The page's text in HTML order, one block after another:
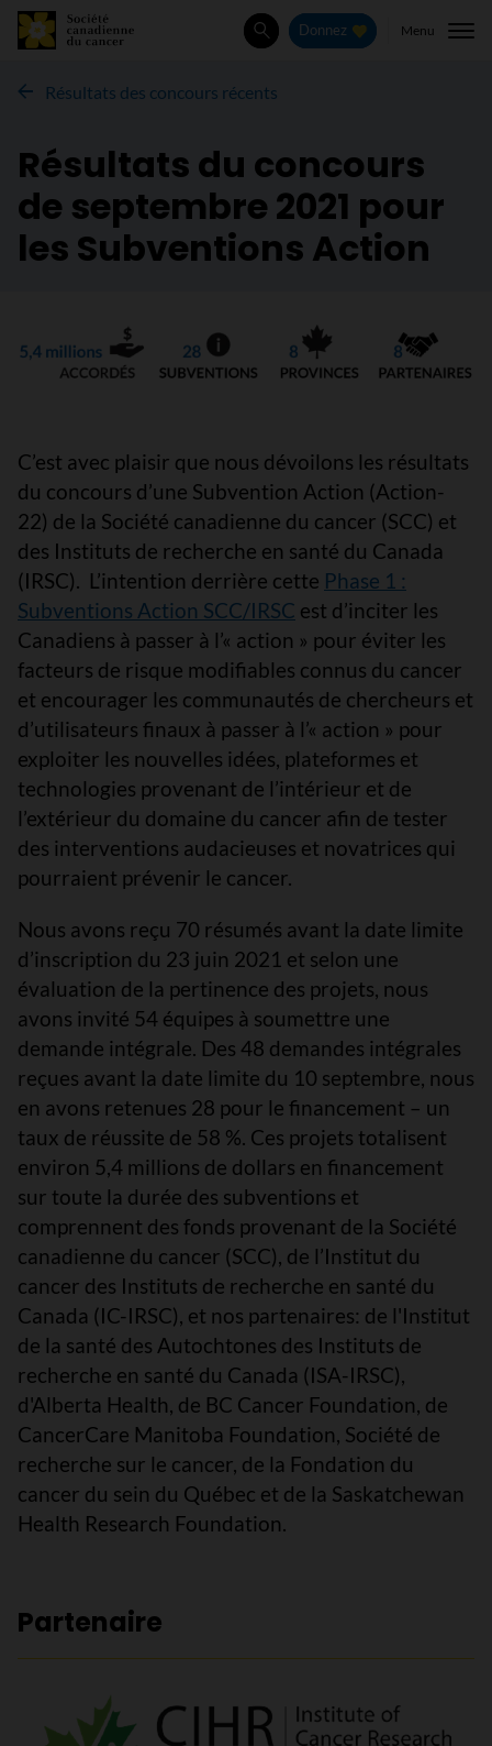
Rechercher
Donnez Menu
Résultats des concours récents
Résultats du concours
de septembre 2021 pour
les Subventions Action
C’est avec plaisir que nous dévoilons les résultats
du concours d’une Subvention Action (Action-
22) de la Société canadienne du cancer (SCC) et
des Instituts de recherche en santé du Canada
(IRSC). L’intention derrière cette Phase 1 :
Subventions Action SCC/IRSC est d’inciter les
Canadiens à passer à l’« action » pour éviter les
facteurs de risque modifiables connus du cancer
et encourager les communautés de chercheurs et
d’utilisateurs finaux à passer à l’« action » pour
exploiter les nouvelles idées, plateformes et
technologies provenant de l’intérieur et de
l’extérieur du domaine du cancer afin de tester
des interventions audacieuses et novatrices qui
pourraient prévenir le cancer.
Nous avons reçu 70 résumés avant la date limite
d’inscription du 23 juin 2021 et selon une
évaluation de la pertinence des projets, nous
avons invité 54 équipes à soumettre une
demande intégrale. Des 48 demandes intégrales
reçues avant la date limite du 10 septembre, nous
en avons retenues 28 pour le financement – un
taux de réussite de 58 %. Ces projets totalisent
environ 5,4 millions de dollars en financement
sur toute la durée des subventions et
comprennent des fonds provenant de la Société
canadienne du cancer (SCC), de l’Institut du
cancer des Instituts de recherche en santé du
Canada (IC-IRSC), et nos partenaires: de l'Institut
de la santé des Autochtones des Instituts de
recherche en santé du Canada (ISA-IRSC),
d'Alberta Health, de BC Cancer Foundation, de
CancerCare Manitoba Foundation, Société de
recherche sur le cancer, de la Fondation du
cancer du sein du Québec et de la Saskatchewan
Health Research Foundation.
Partenaire